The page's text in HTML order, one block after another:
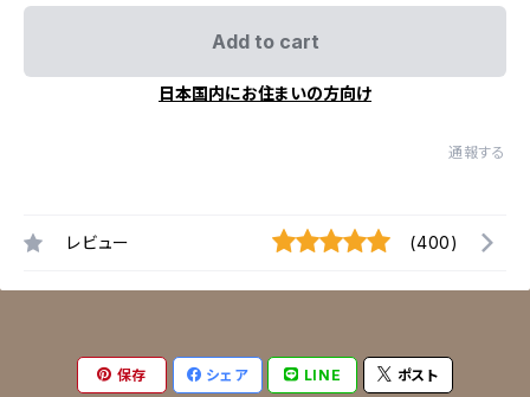
Add to cart
日本国内にお住まいの方向け
通報する
レビュー (400)
保存 シェア LINE ポスト